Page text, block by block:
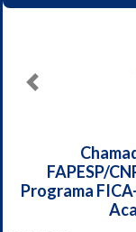
FAPESP/
Programa
Anterior